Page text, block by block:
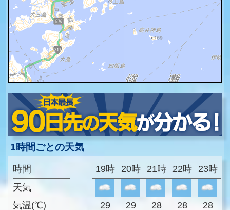
1時間ごとの天気
時間
天気
気温(℃)
19時 20時 21時 22時 23時
29 29 28 28 28